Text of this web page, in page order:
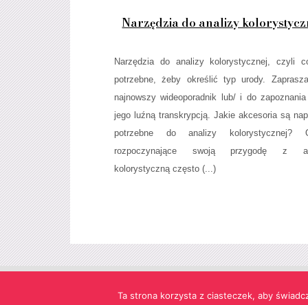
Narzędzia do analizy
Narzędzia do analizy kolorystycznej, czyli
potrzebne, żeby określić typ urody.
najnowszy wideoporadnik lub/ i do
jego luźną transkrypcją. Jakie akcesoria są
potrzebne do analizy kolorystycznej?
rozpoczynające swoją przygodę z
kolorystyczną często (...)
Ta strona korzysta z ciasteczek, aby
Strona korzysta z informacji przechowywanych w plikach